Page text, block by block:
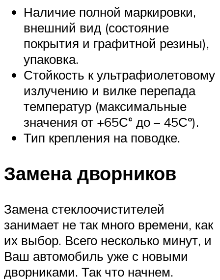
Наличие полной маркировки,
внешний вид (состояние
покрытия и графитной резины),
упаковка.
Стойкость к ультрафиолетовому
излучению и вилке перепада
температур (максимальные
значения от +65С° до – 45Сº).
Тип крепления на поводке.
Замена дворников
Замена стеклоочистителей
занимает не так много времени, как
их выбор. Всего несколько минут, и
Ваш автомобиль уже с новыми
дворниками. Так что начнем.